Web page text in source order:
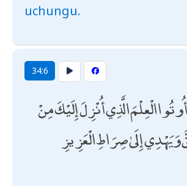
uchungu.
34:6
الْعِلْمَ الَّذِي أُنْزِلَ إِلَيْكَ مِنْ
إِلَىٰ صِرَاطِ الْعَزِيزِ